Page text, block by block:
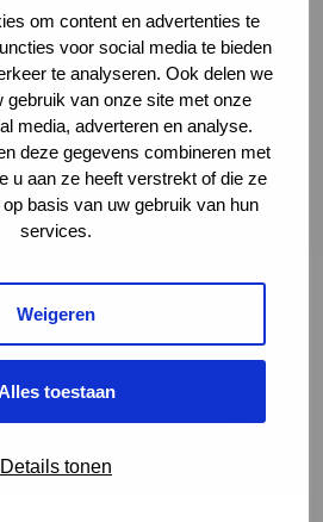
om content en advertenties te
voor social media te bieden
te analyseren. Ook delen we
gebruik van onze site met onze
media, adverteren en analyse.
deze gegevens combineren met
u aan ze heeft verstrekt of die ze
basis van uw gebruik van hun
services.
Weigeren
toestaan
Details tonen
*